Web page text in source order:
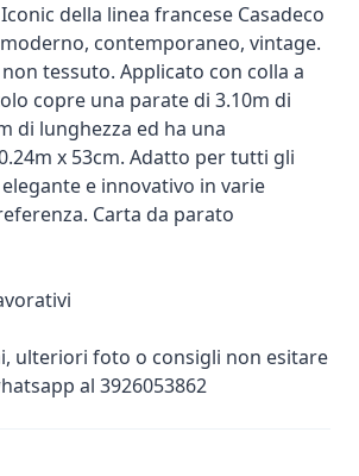
della linea francese Casadeco
contemporaneo, vintage.
tessuto. Applicato con colla a
copre una parate di 3.10m di
di lunghezza ed ha una
x 53cm. Adatto per tutti gli
e innovativo in varie
Carta da parato
ulteriori foto o consigli non esitare
al 3926053862